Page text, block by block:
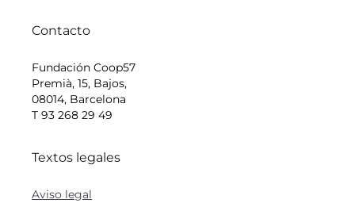
Contacto
Fundación Coop57
Premià, 15, Bajos,
08014, Barcelona
T 93 268 29 49
Textos legales
Aviso legal